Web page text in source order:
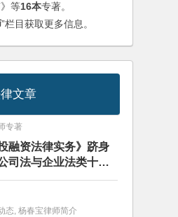
等16本专著。
”栏目获取更多信息。
文章
专著
融资法律实务》跻身
司法与企业法类十大
榜
态, 杨春宝律师简介